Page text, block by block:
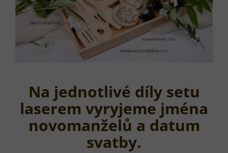
Na jednotlivé díly setu
laserem vyryjeme jména
novomanželů a datum
svatby.